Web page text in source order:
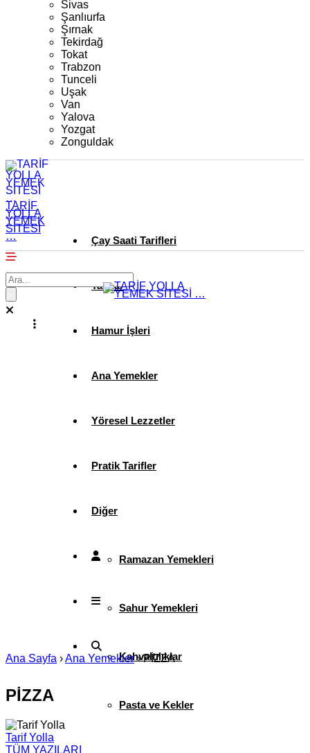
Sivas
Şanlıurfa
Şırnak
Tekirdağ
Tokat
Trabzon
Tunceli
Uşak
Van
Yalova
Yozgat
Zonguldak
TARİF
YOLLA
YEMEK
SİTESİ
… Çay Saati Tarifleri
Tatlılar
Hamur İşleri
Ana Yemekler
Yöresel Lezzetler
Pratik Tarifler
Diğer
Ramazan Yemekleri
Sahur Yemekleri
Kahvaltılıklar
Pasta ve Kekler
Ana Sayfa ›Ana Yemekler›PİZZA
PİZZA
Tarif Yolla
TÜM YAZILARI